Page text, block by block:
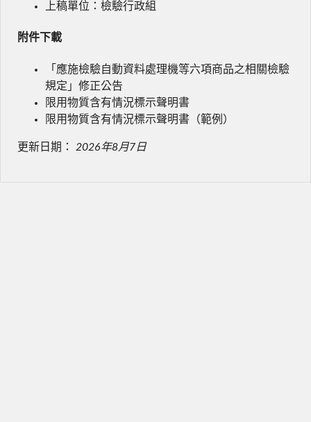
上稿單位：檢驗行政組
附件下載
「應施檢驗自動資料處理機等六項商品之相關檢驗
規定」修正公告
限用物質含有情況標示聲明書
限用物質含有情況標示聲明書（範例）
更新日期： 2026年8月7日